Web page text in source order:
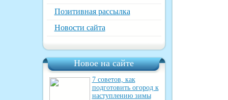
Позитивная рассылка
Новости сайта
Новое на сайте
7 советов, как
подготовить огород к
наступлению зимы